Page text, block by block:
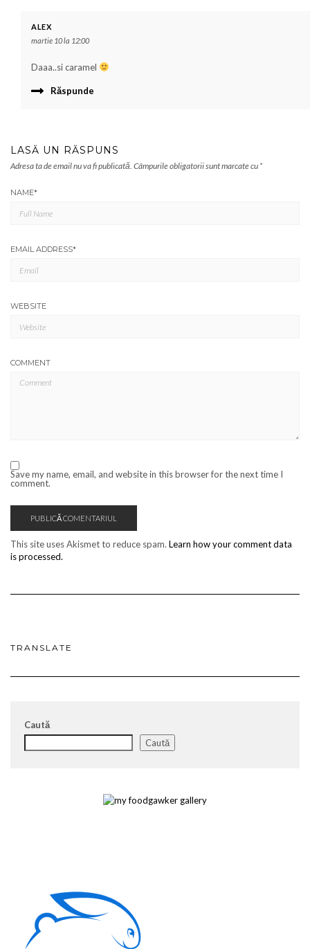
ALEX
martie 10 la 12:00
Daaa..si caramel
Răspunde
LASĂ UN RĂSPUNS
Adresa ta de email nu va fi publicată. Câmpurile obligatorii sunt marcate cu *
NAME*
EMAIL ADDRESS*
WEBSITE
COMMENT
Save my name, email, and website in this browser for the next time I
comment.
This site uses Akismet to reduce spam. Learn how your comment data
is processed.
TRANSLATE
Caută
Caută